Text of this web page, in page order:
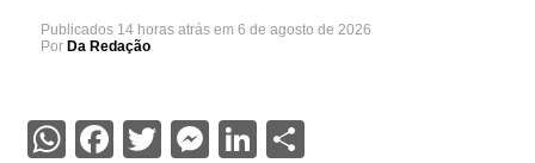
Publicados 14 horas atrás em 6 de agosto de 2026
Por Da Redação
WhatsApp
Facebook
Twitter
Messenger
LinkedIn
Share